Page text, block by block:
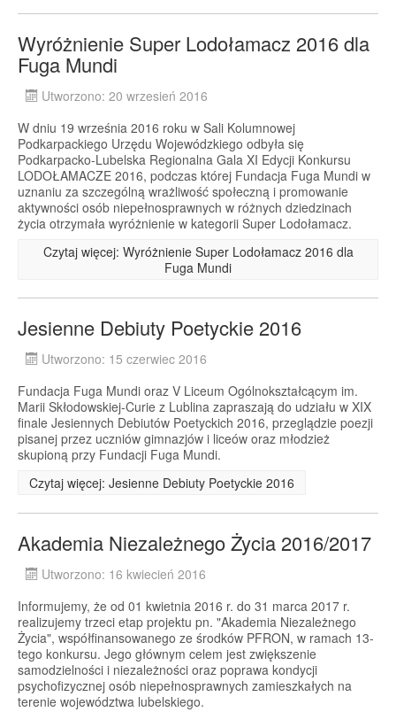
Wyróżnienie Super Lodołamacz 2016 dla
Fuga Mundi
Utworzono: 20 wrzesień 2016
W dniu 19 września 2016 roku w Sali Kolumnowej
Podkarpackiego Urzędu Wojewódzkiego odbyła się
Podkarpacko-Lubelska Regionalna Gala XI Edycji Konkursu
LODOŁAMACZE 2016, podczas której Fundacja Fuga Mundi w
uznaniu za szczególną wrażliwość społeczną i promowanie
aktywności osób niepełnosprawnych w różnych dziedzinach
życia otrzymała wyróżnienie w kategorii Super Lodołamacz.
Czytaj więcej: Wyróżnienie Super Lodołamacz 2016 dla
Fuga Mundi
Jesienne Debiuty Poetyckie 2016
Utworzono: 15 czerwiec 2016
Fundacja Fuga Mundi oraz V Liceum Ogólnokształcącym im.
Marii Skłodowskiej-Curie z Lublina zapraszają do udziału w XIX
finale Jesiennych Debiutów Poetyckich 2016, przeglądzie poezji
pisanej przez uczniów gimnazjów i liceów oraz młodzież
skupioną przy Fundacji Fuga Mundi.
Czytaj więcej: Jesienne Debiuty Poetyckie 2016
Akademia Niezależnego Życia 2016/2017
Utworzono: 16 kwiecień 2016
Informujemy, że od 01 kwietnia 2016 r. do 31 marca 2017 r.
realizujemy trzeci etap projektu pn. "Akademia Niezależnego
Życia", współfinansowanego ze środków PFRON, w ramach 13-
tego konkursu. Jego głównym celem jest zwiększenie
samodzielności i niezależności oraz poprawa kondycji
psychofizycznej osób niepełnosprawnych zamieszkałych na
terenie województwa lubelskiego.